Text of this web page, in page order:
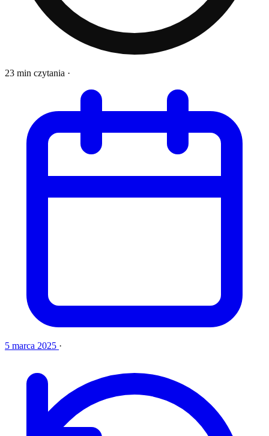
23 min czytania ·
5 marca 2025 ·